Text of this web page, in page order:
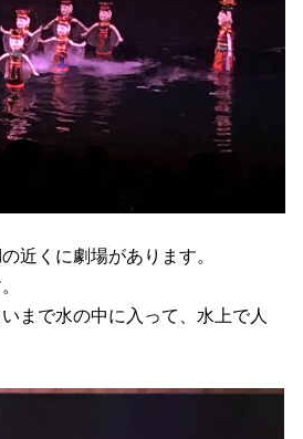
近くに劇場があります。
まで水の中に入って、水上で人